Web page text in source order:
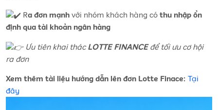
Ra đơn mạnh với nhóm khách hàng có thu nhập ổn
định qua tài khoản ngân hàng
Ưu tiên khai thácLOTTE FINANCEđể tối ưu cơ hội
ra đơn
Xem thêm tài liệu hướng dẫn lên đơn Lotte Finace: Tại
đây